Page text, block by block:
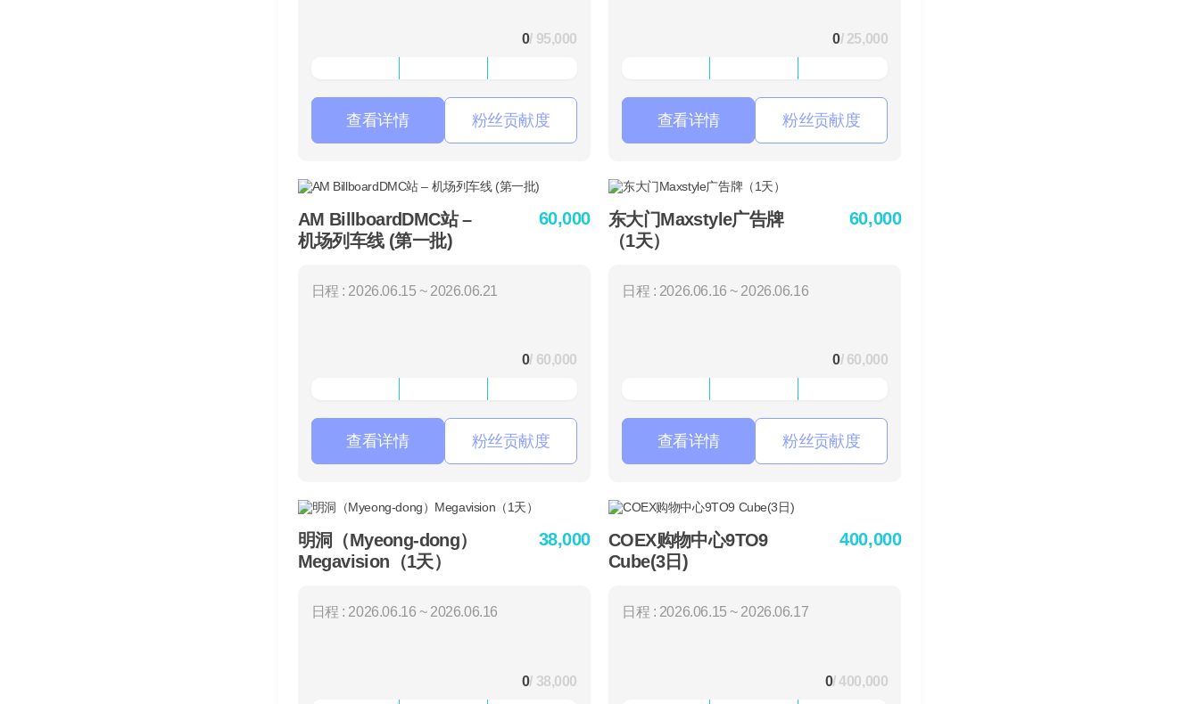
0/ 95,000
查看详情 粉丝贡献度
0/ 25,000
查看详情 粉丝贡献度
AM BillboardDMC站 –
机场列车线 (第一批)
60,000
日程 : 2026.06.15 ~ 2026.06.21
0/ 60,000
查看详情 粉丝贡献度
东大门Maxstyle广告牌
（1天）
60,000
日程 : 2026.06.16 ~ 2026.06.16
0/ 60,000
查看详情 粉丝贡献度
明洞（Myeong-dong）
Megavision（1天）
38,000
日程 : 2026.06.16 ~ 2026.06.16
0/ 38,000
COEX购物中心9TO9
Cube(3日)
400,000
日程 : 2026.06.15 ~ 2026.06.17
0/ 400,000